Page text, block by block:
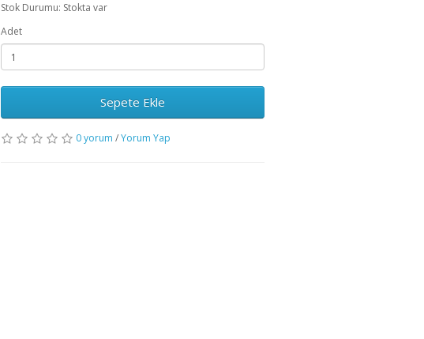
Stok Durumu: Stokta var
Adet
Sepete Ekle
0 yorum /Yorum Yap